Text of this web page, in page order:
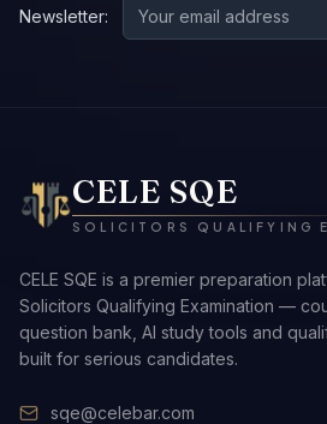
Newsletter:
CELE SQE
SOLICITORS QUALIFYING
CELE SQE is a premier preparation
Solicitors Qualifying Examination —
question bank, AI study tools and
built for serious candidates.
sqe@celebar.com